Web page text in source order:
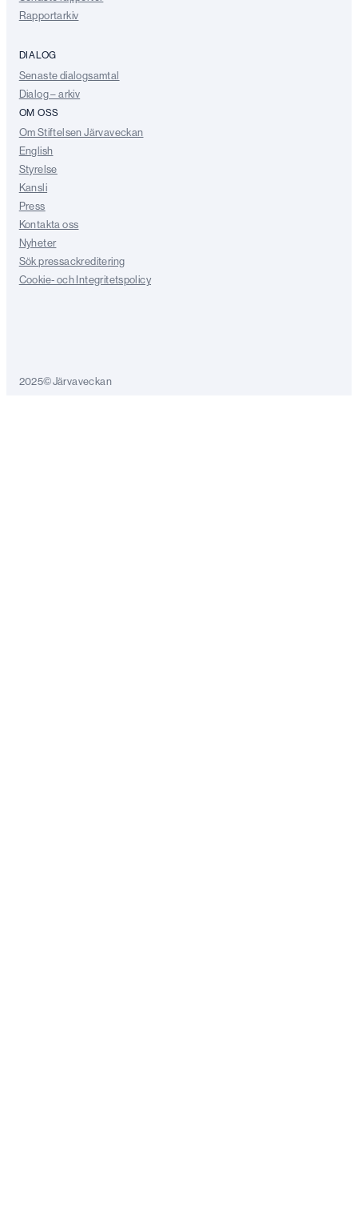
Rapportarkiv
DIALOG
Senaste dialogsamtal
Dialog – arkiv
OM OSS
Om Stiftelsen Järvaveckan
English
Styrelse
Kansli
Press
Kontakta oss
Nyheter
Sök pressackreditering
Cookie- och Integritetspolicy
2025©Järvaveckan